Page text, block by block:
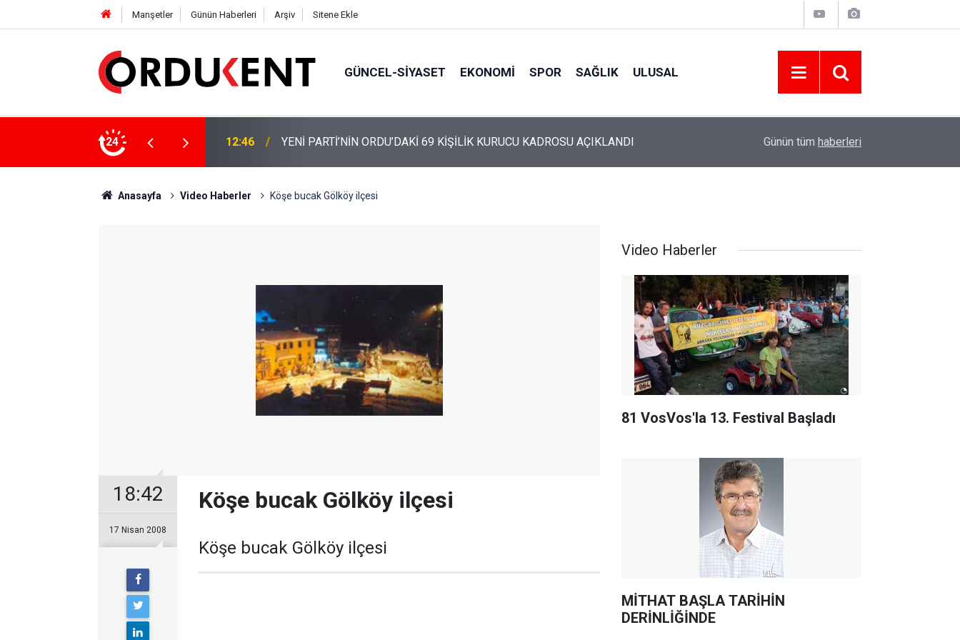
Manşetler Günün Haberleri Arşiv Sitene Ekle
GÜNCEL-SIYASET EKONOMI SPOR SAĞLIK ULUSAL
24
KURUCU KADROSU AÇIKLANDI 12:22 YENİ PARTİ ALTINORDU’DA KURUCU YÖNETİMİNİ AÇIKLADI ORDU ASKF’DEN İŞ DÜNYASINA AMATÖR
Günün tüm haberleri
Anasayfa Video Haberler Köşe bucak Gölköy ilçesi
18:42
17 Nisan 2008
Köşe bucak Gölköy ilçesi
Köşe bucak Gölköy ilçesi
Video Haberler
81 VosVos'la 13. Festival Başladı
MİTHAT BAŞLA TARİHİN
DERİNLİĞİNDE